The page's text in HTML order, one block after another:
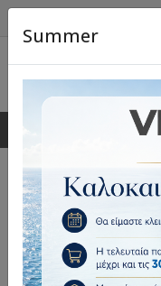
Summer